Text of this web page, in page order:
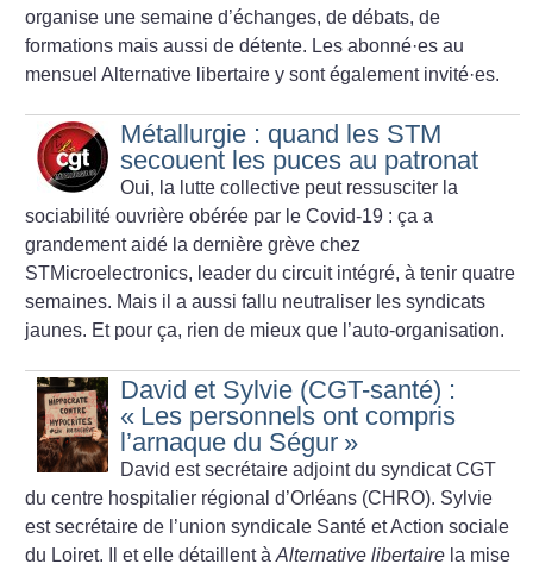
organise une semaine d’échanges, de débats, de
formations mais aussi de détente. Les abonné·esau
mensuel Alternative libertaire y sont également invité·es.
Métallurgie : quand les STM
secouent les puces au patronat
Oui, la lutte collective peut ressusciter la
sociabilité ouvrière obérée par le Covid-19 : ça a
grandement aidé la dernière grève chez
STMicroelectronics, leader du circuit intégré, à tenir quatre
semaines. Mais il a aussi fallu neutraliser les syndicats
jaunes. Et pour ça, rien de mieux que l’auto-organisation.
David et Sylvie (CGT-santé) :
« Les personnels ont compris
l’arnaque du Ségur »
David est secrétaire adjoint du ­syndicat CGT
du centre hospitalier régional d’Orléans (CHRO). Sylvie
est secrétaire de l’union syndicale Santé et Action sociale
du Loiret. Il et elle détaillent àAlternative libertaire la mise